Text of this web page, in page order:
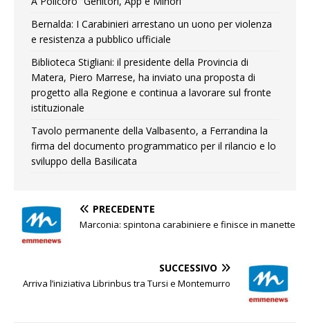
Bernalda: I Carabinieri arrestano un uono per violenza
e resistenza a pubblico ufficiale
Biblioteca Stigliani: il presidente della Provincia di
Matera, Piero Marrese, ha inviato una proposta di
progetto alla Regione e continua a lavorare sul fronte
istituzionale
Tavolo permanente della Valbasento, a Ferrandina la
firma del documento programmatico per il rilancio e lo
sviluppo della Basilicata
PRECEDENTE
Marconia: spintona carabiniere e finisce in manette
SUCCESSIVO
Arriva l’iniziativa Librinbus tra Tursi e Montemurro